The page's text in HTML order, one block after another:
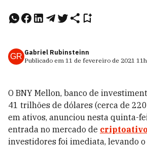
GR Gabriel Rubinsteinn
Publicado em 11 de fevereiro de 2021
O BNY Mellon, banco de
41 trilhões de dólares (cerca de
em ativos, anunciou nesta quinta-
entrada no mercado de
investidores foi imediata, levando o